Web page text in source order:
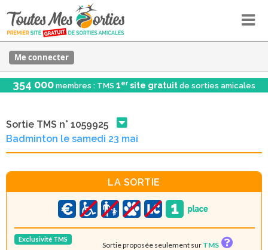
Me connecter
354 000 membres : TMS 1er site gratuit de sorties amicales
Sortie TMS n° 1059925
Badminton le samedi 23 mai
LA SORTIE
Exclusivité TMS
Sortie proposée seulement sur TMS